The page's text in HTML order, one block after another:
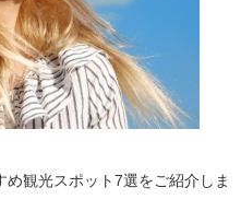
観光スポット7選をご紹介しま